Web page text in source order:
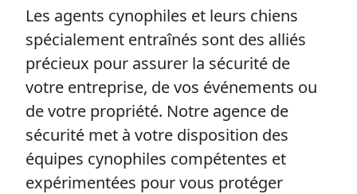
Les agents cynophiles et leurs chiens
spécialement entraînés sont des alliés
précieux pour assurer la sécurité de
votre entreprise, de vos événements ou
de votre propriété. Notre agence de
sécurité met à votre disposition des
équipes cynophiles compétentes et
expérimentées pour vous protéger